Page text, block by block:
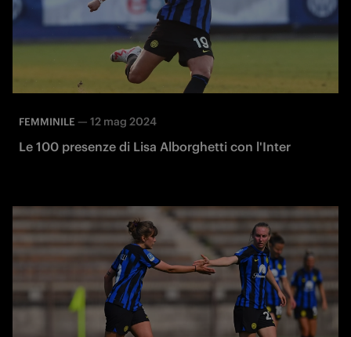
FEMMINILE — 12 mag 2024
Le 100 presenze di Lisa Alborghetti con l'Inter